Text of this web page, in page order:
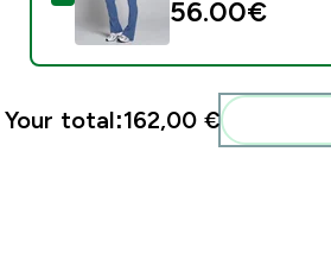
56.00€‎
Your total:162,00 €‎